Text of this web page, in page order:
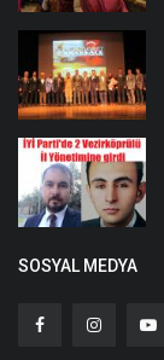
SOSYAL MEDYA